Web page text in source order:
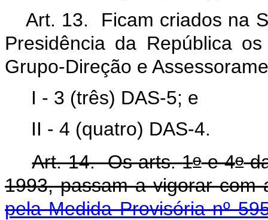
Art. 13. Ficam criados na
Presidência da República
Grupo-Direção e
I - 3 (três) DAS-5; e
II - 4 (quatro) DAS-4.
Art. 14. Os arts.1oe 4o
1993, passam a vigorar com
pela Medida Provisória nº